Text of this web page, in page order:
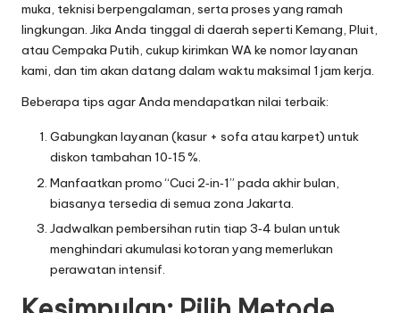
muka, teknisi berpengalaman, serta proses yang ramah
lingkungan. Jika Anda tinggal di daerah seperti Kemang, Pluit,
atau Cempaka Putih, cukup kirimkan WA ke nomor layanan
kami, dan tim akan datang dalam waktu maksimal 1 jam kerja.
Beberapa tips agar Anda mendapatkan nilai terbaik:
Gabungkan layanan (kasur + sofa atau karpet) untuk
diskon tambahan 10‑15 %.
Manfaatkan promo “Cuci 2‑in‑1” pada akhir bulan,
biasanya tersedia di semua zona Jakarta.
Jadwalkan pembersihan rutin tiap 3‑4 bulan untuk
menghindari akumulasi kotoran yang memerlukan
perawatan intensif.